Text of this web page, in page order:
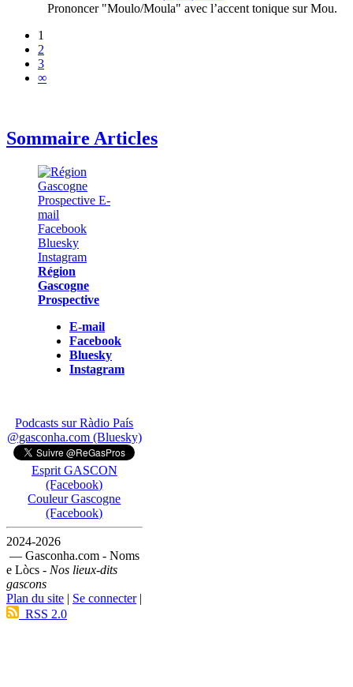
Prononcer "Moulo/Moula" avec l’accent tonique sur Mou.
1
2
3
∞
Sommaire Articles
Région
Gascogne
Prospective
E-mail
Facebook
Bluesky
Instagram
Podcasts sur Ràdio País
@gasconha.com (Bluesky)
Esprit GASCON
(Facebook)
Couleur Gascogne
(Facebook)
2024-2026
— Gasconha.com - Noms
e Lòcs - Nos lieux-dits
gascons
Plan du site | Se connecter|
RSS 2.0